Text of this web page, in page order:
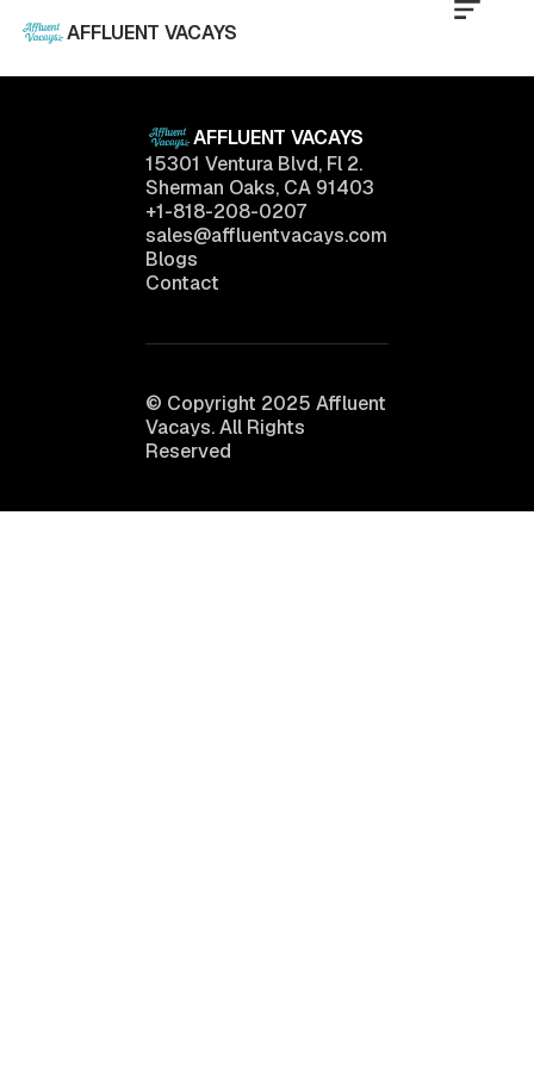
AFFLUENT VACAYS
AFFLUENT VACAYS
15301 Ventura Blvd, Fl 2.
Sherman Oaks, CA 91403
+1-818-208-0207
sales@affluentvacays.com
Blogs
Contact
© Copyright 2025 Affluent
Vacays. All Rights
Reserved